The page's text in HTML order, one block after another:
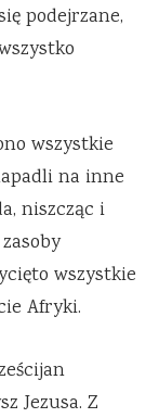
podejrzane,
wszystkie
na inne
niszcząc i
wszystkie
Afryki.
Jezusa. Z